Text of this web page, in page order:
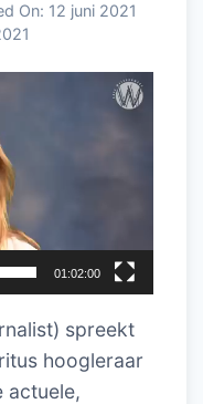
On: 12 juni 2021
01:02:00
spreekt
hoogleraar
actuele,